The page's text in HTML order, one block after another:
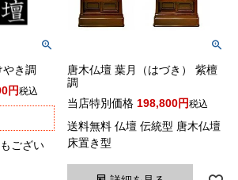
き調
税込
ござい
唐木仏壇 葉月（はづき） 紫檀
調
当店特別価格 198,800 税込
送料無料 仏壇 伝統型 唐木仏壇
床置き型